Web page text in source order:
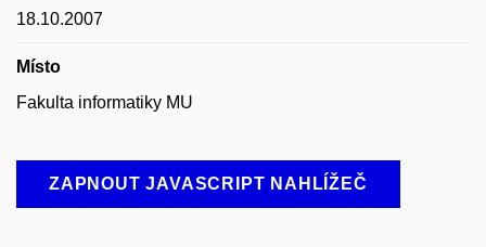
18.10.2007
Místo
Fakulta informatiky MU
ZAPNOUT JAVASCRIPT NAHLÍŽEČ